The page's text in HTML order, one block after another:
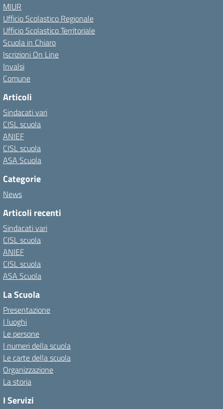
MIUR
Ufficio Scolastico Regionale
Ufficio Scolastico Territoriale
Scuola in Chiaro
Iscrizioni On Line
Invalsi
Comune
Articoli
Sindacati vari
CISL scuola
ANIEF
CISL scuola
ASA Scuola
Categorie
News
Articoli recenti
Sindacati vari
CISL scuola
ANIEF
CISL scuola
ASA Scuola
La Scuola
Presentazione
I luoghi
Le persone
I numeri della scuola
Le carte della scuola
Organizzazione
La storia
I Servizi